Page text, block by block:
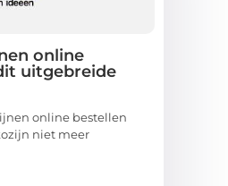
online
uitgebreide
online bestellen
niet meer